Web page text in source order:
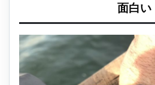
面白い